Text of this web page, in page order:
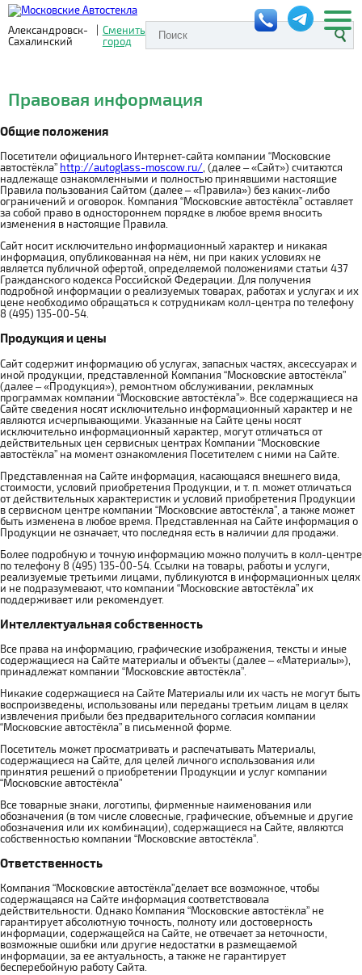
Александровск-
Сахалинский
| Сменить
город
Правовая информация
Общие положения
Посетители официального Интернет-сайта компании “Московские
автостёкла” http://autoglass-moscow.ru/, (далее – «Сайт») считаются
надлежаще ознакомленными и полностью принявшими настоящие
Правила пользования Сайтом (далее – «Правила») без каких-либо
ограничений и оговорок. Компания “Московские автостёкла” оставляет
за собой право в одностороннем порядке в любое время вносить
изменения в настоящие Правила.
Сайт носит исключительно информационный характер и никакая
информация, опубликованная на нём, ни при каких условиях не
является публичной офертой, определяемой положениями статьи 437
Гражданского кодекса Российской Федерации. Для получения
подробной информации о реализуемых товарах, работах и услугах и их
цене необходимо обращаться к сотрудникам колл-центра по телефону
8 (495) 135-00-54.
Продукция и цены
Сайт содержит информацию об услугах, запасных частях, аксессуарах и
иной продукции, представленной Компания “Московские автостёкла”
(далее – «Продукция»), ремонтном обслуживании, рекламных
программах компании “Московские автостёкла”». Все содержащиеся на
Сайте сведения носят исключительно информационный характер и не
являются исчерпывающими. Указанные на Сайте цены носят
исключительно информационный характер, могут отличаться от
действительных цен сервисных центрах Компании “Московские
автостёкла” на момент ознакомления Посетителем с ними на Сайте.
Представленная на Сайте информация, касающаяся внешнего вида,
стоимости, условий приобретения Продукции, и т. п. может отличаться
от действительных характеристик и условий приобретения Продукции
в сервисном центре компании “Московские автостёкла”, а также может
быть изменена в любое время. Представленная на Сайте информация о
Продукции не означает, что последняя есть в наличии для продажи.
Более подробную и точную информацию можно получить в колл-центре
по телефону 8 (495) 135-00-54. Ссылки на товары, работы и услуги,
реализуемые третьими лицами, публикуются в информационных целях
и не подразумевают, что компании “Московские автостёкла” их
поддерживает или рекомендует.
Интеллектуальная собственность
Все права на информацию, графические изображения, тексты и иные
содержащиеся на Сайте материалы и объекты (далее – «Материалы»),
принадлежат компании “Московские автостёкла”.
Никакие содержащиеся на Сайте Материалы или их часть не могут быть
воспроизведены, использованы или переданы третьим лицам в целях
извлечения прибыли без предварительного согласия компании
“Московские автостёкла” в письменной форме.
Посетитель может просматривать и распечатывать Материалы,
содержащиеся на Сайте, для целей личного использования или
принятия решений о приобретении Продукции и услуг компании
“Московские автостёкла”
Все товарные знаки, логотипы, фирменные наименования или
обозначения (в том числе словесные, графические, объемные и другие
обозначения или их комбинации), содержащиеся на Сайте, являются
собственностью компании “Московские автостёкла”.
Ответственность
Компания “Московские автостёкла”делает все возможное, чтобы
содержащаяся на Сайте информация соответствовала
действительности. Однако Компания “Московские автостёкла” не
гарантирует абсолютную точность, полноту или достоверность
информации, содержащейся на Сайте, не отвечает за неточности,
возможные ошибки или другие недостатки в размещаемой
информации, за ее актуальность, а также не гарантирует
бесперебойную работу Сайта.